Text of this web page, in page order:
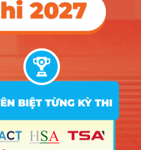
Bộ Quốc
Tiết Kỳ
Năm